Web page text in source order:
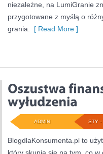
niezależne, na LumiGranie
przygotowane z myślą o
grania.
[ Read More ]
STY -
ADMIN
BlogdlaKonsumenta.pl to